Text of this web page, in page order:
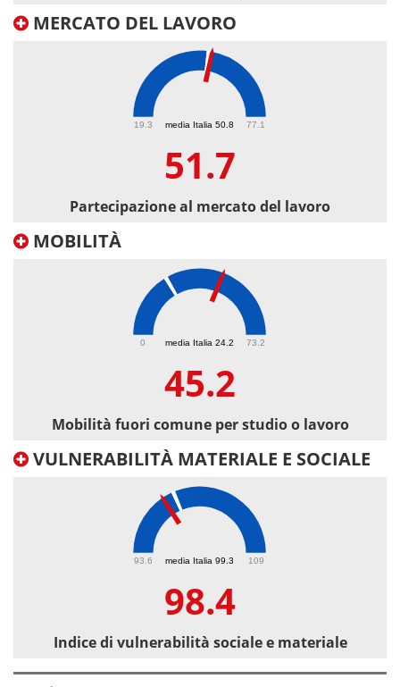
MERCATO DEL LAVORO
media Italia 50.8
19.3 77.1
51.7
Partecipazione al mercato del lavoro
MOBILITÀ
media Italia 24.2
0 73.2
45.2
Mobilità fuori comune per studio o lavoro
VULNERABILITÀ MATERIALE E SOCIALE
media Italia 99.3
93.6 109
98.4
Indice di vulnerabilità sociale e materiale